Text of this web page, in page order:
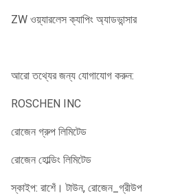
ZW ওয়্যারলেস ক্যাপিং অ্যাডভান্সার
আরো তথ্যের জন্য যোগাযোগ করুন:
ROSCHEN INC
রোজেন গ্রুপ লিমিটেড
রোজেন হোল্ডিং লিমিটেড
স্কাইপ: রাশেঁ। টাউন, রোজেন_গ্রীউপ